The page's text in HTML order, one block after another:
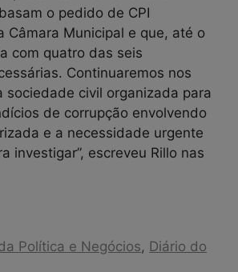
o pedido de CPI
Câmara Municipal e que, até o
com quatro das seis
Continuaremos nos
sociedade civil organizada para
de corrupção envolvendo
e a necessidade urgente
investigar”, escreveu Rillo nas
Política e Negócios, Diário do